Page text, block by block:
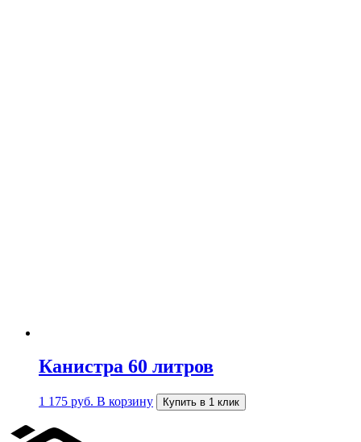
Канистра 60 литров
1 175 руб. В корзину Купить в 1 клик